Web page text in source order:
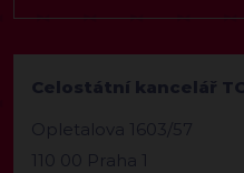
Celostátní kancelář
Opletalova 1603/57
110 00 Praha 1